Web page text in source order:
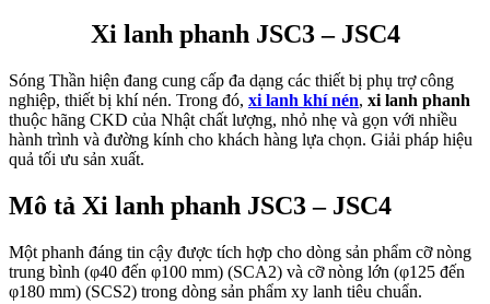
Xi lanh phanh JSC3 – JSC4
Sóng Thần hiện đang cung cấp đa dạng các thiết bị phụ trợ công
nghiệp, thiết bị khí nén. Trong đó, xi lanh khí nén, xi lanh phanh
thuộc hãng CKD của Nhật chất lượng, nhỏ nhẹ và gọn với nhiều
hành trình và đường kính cho khách hàng lựa chọn. Giải pháp hiệu
quả tối ưu sản xuất.
Mô tả Xi lanh phanh JSC3 – JSC4
Một phanh đáng tin cậy được tích hợp cho dòng sản phẩm cỡ nòng
trung bình (φ40 đến φ100 mm) (SCA2) và cỡ nòng lớn (φ125 đến
φ180 mm) (SCS2) trong dòng sản phẩm xy lanh tiêu chuẩn.